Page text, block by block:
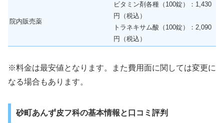
院内販売薬
ビタミン剤各種（100錠）：1,430
円（税込）
トラネキサム酸（100錠）：2,090
円（税込）
※料金は最安値となります。また費用面に関しては変更に
なる場合もあります。
砂町あんず皮フ科の基本情報と口コミ評判